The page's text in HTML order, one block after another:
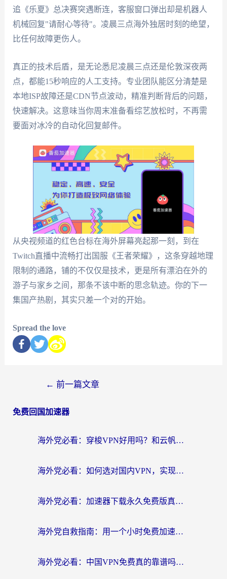
追《乐夏》总决赛突遇断连，客服窗口弹出却是机器人
机械回复"请耐心等待"。凌晨三点海外独居时刻的绝望，
比任何故障更伤人。
真正的技术后盾，是无论悉尼凌晨三点还是伦敦深夜两
点，都能15秒响应的人工支持。专业团队能区分清楚是
本地ISP故障还是CDN节点波动，精准判断背后的问题，
快速解决。这意味当你周末准备看综艺放松时，不再需
要面对冰冷的自动化回复邮件。
从央视频道的红色台标在海外屏幕亮起那一刻，到在
Twitch直播中流畅打出国服《王者荣耀》，这条穿越地理
限制的通路，铺的不仅仅是技术，更是所有漂泊在外的
游子与家乡之间，那条不该中断的思念轨迹。你的下一
集国产热剧，其实只差一个对的开始。
Spread the love
← 前一篇文章
免费回国加速器
海外党必看：穿梭VPN好用吗？和云帆VPN对比哪个回国效果更好？附真实测评+避坑指南
海外党必看：如何选对国内VPN，实现无缝访问国内资源？
海外党必看：加速器下载永久免费版真的存在吗？教你无缝访问国内资源的正确姿势
海外党自救指南：用一个小时免费加速器，轻松打破国内资源访问壁垒？
海外党必看：中国VPN免费真的靠谱吗？手把手教你选对回国加速器